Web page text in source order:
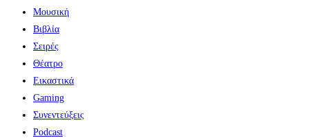
Μουσική
Βιβλία
Σειρές
Θέατρο
Εικαστικά
Gaming
Συνεντεύξεις
Podcast